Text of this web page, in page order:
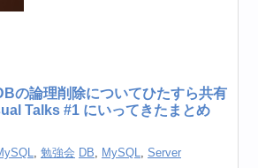
の論理削除についてひたすら共有
Talks #1 にいってきたまとめ
, 勉強会 DB, MySQL, Server